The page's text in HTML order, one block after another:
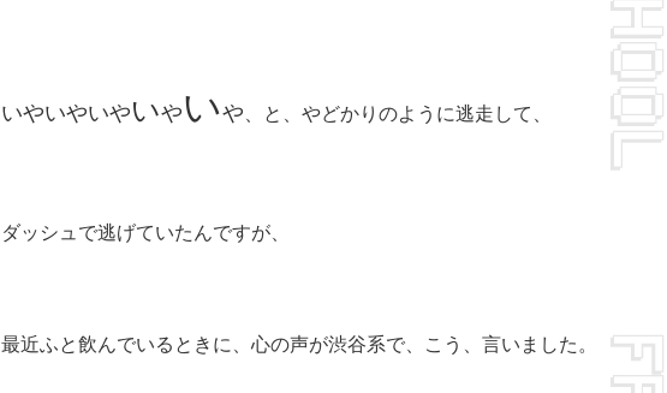
いやいやいやいやいや 、と、やどかりのように逃走して、
ダッシュで逃げていたんですが、
最近ふと飲んでいるときに、心の声が渋谷系で、こう、言いました。